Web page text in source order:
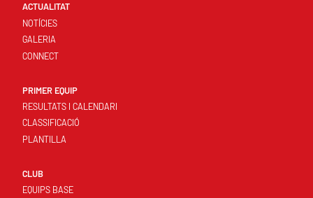
ACTUALITAT
NOTÍCIES
GALERIA
CONNECT
PRIMER EQUIP
RESULTATS I CALENDARI
CLASSIFICACIÓ
PLANTILLA
CLUB
EQUIPS BASE